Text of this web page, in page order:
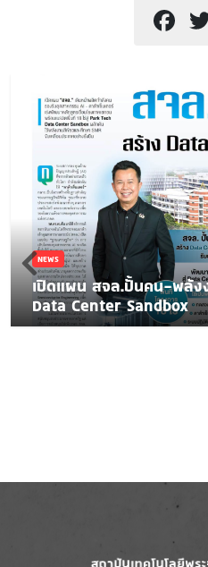
NEWS
เปิดแผน สจล.ปั้นคน-พลัง
Data Center Sandbox
Image